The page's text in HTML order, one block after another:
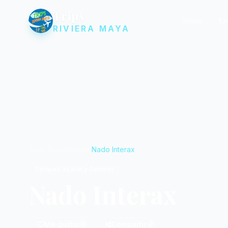
RIVIERA MAYA
Nado Interax